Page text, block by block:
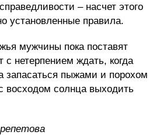
– насчет этого
установленные правила.
мужчины пока поставят
с нетерпением ждать, когда
запасаться пыжами и порохом
восходом солнца выходить